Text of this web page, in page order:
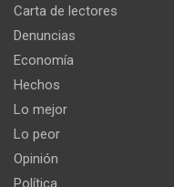
Carta de lectores
Denuncias
Economía
Hechos
Lo mejor
Lo peor
Opinión
Política